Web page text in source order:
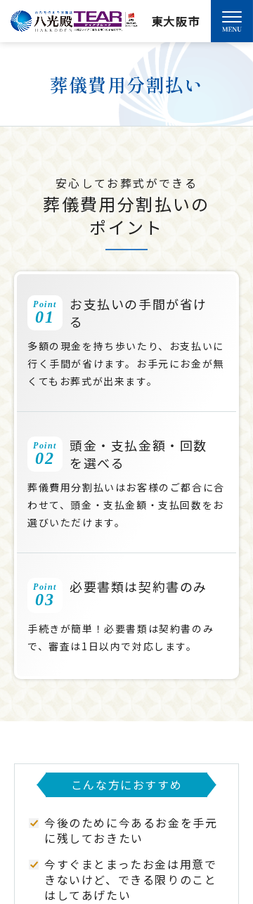
東大阪市
葬儀費用分割払い
安心してお葬式ができる
葬儀費用分割払いの
ポイント
Point
01
お支払いの手間が省け
る
多額の現金を持ち歩いたり、お支払いに
行く手間が省けます。お手元にお金が無
くてもお葬式が出来ます。
Point
02
頭金・支払金額・回数
を選べる
葬儀費用分割払いはお客様のご都合に合
わせて、頭金・支払金額・支払回数をお
選びいただけます。
Point
03
必要書類は契約書のみ
手続きが簡単！必要書類は契約書のみ
で、審査は1日以内で対応します。
こんな方におすすめ
今後のために今あるお金を手元
に残しておきたい
今すぐまとまったお金は用意で
きないけど、できる限りのこと
はしてあげたい